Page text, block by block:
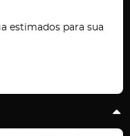
estimados para sua